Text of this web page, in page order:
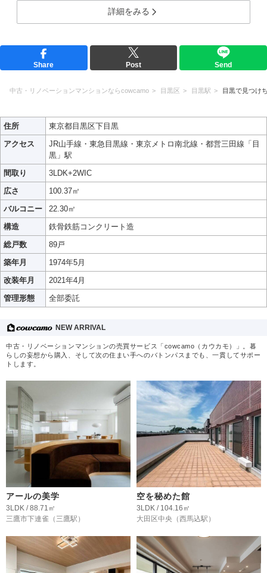
詳細をみる
Share Post Send
中古・リノベーションマンションならcowcamo 目黒区 目黒駅 目黒で見つけ
住所
東京都目黒区下目黒
アクセス
JR山手線・東急目黒線・東京メトロ南北線・都営三田線「目
黒」駅
間取り
3LDK+2WIC
広さ
100.37㎡
バルコニー
22.30㎡
構造
鉄骨鉄筋コンクリート造
総戸数
89戸
築年月
1974年5月
改装年月
2021年4月
管理形態
全部委託
NEW ARRIVAL
中古・リノベーションマンションの売買サービス「cowcamo（カウカモ）」。暮
らしの妄想から購入、そして次の住まい手へのバトンパスまでも、一貫してサポー
トします。
アールの美学
3LDK / 88.71㎡
三鷹市下連雀 （三鷹駅）
空を秘めた館
3LDK / 104.16㎡
大田区中央 （西馬込駅）